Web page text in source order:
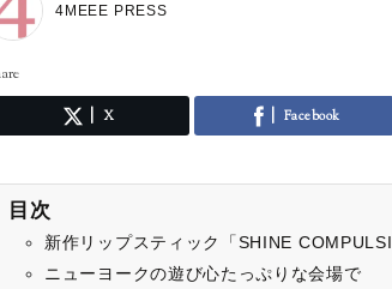
4MEEE PRESS
X Facebook
目次
新作リップスティック「SHINE
ニューヨークの遊び心たっぷりな会場で